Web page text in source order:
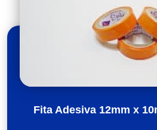
Fita Adesiva 12mm x